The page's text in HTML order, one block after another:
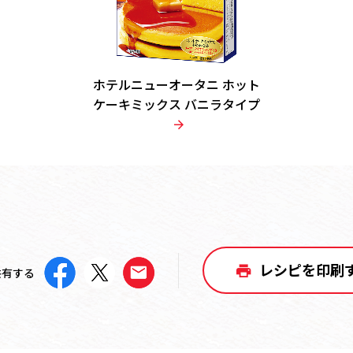
ホテルニューオータニ ホット
ケーキミックス バニラタイプ
する レシピを印刷